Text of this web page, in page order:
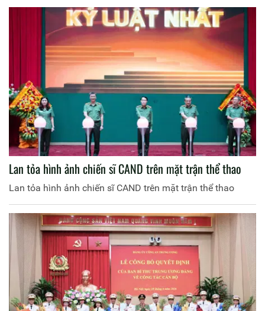
Lan tỏa hình ảnh chiến sĩ CAND trên mặt trận thể thao
Lan tỏa hình ảnh chiến sĩ CAND trên mặt trận thể thao